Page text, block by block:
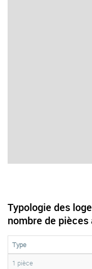
Typologie des
nombre de pièces
Type
1 pièce